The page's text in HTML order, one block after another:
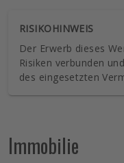
RISIKOHINWEIS
Der Erwerb dieses
Risiken verbunden
des eingesetzten
Immobilie